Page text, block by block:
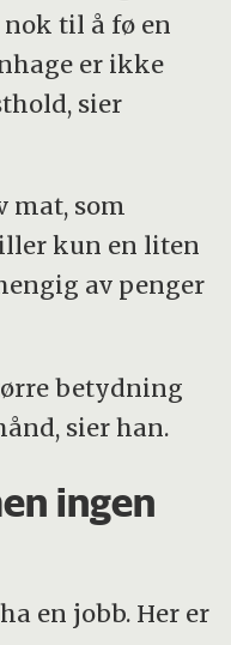
til å fø en
er ikke
sier
mat, som
kun en liten
av penger
betydning
sier han.
ingen
en jobb. Her er